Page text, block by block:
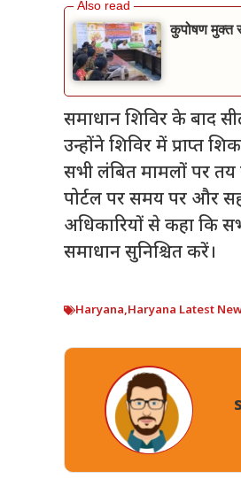
कुपोषण मुक्त
समाधान शिविर के बाद
उन्होंने शिविर में प्राप्त
सभी लंबित मामलों पर तय
पोर्टल पर समय पर और
अधिकारियों से कहा कि
समाधान सुनिश्चित करें।
Haryana,Haryana Latest